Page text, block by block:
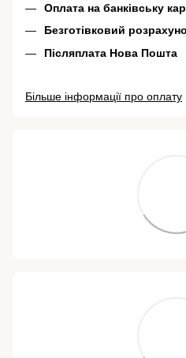
Оплата на банківську
Безготівковий
Післяплата Нова Пошта
Більше інформації про оплату